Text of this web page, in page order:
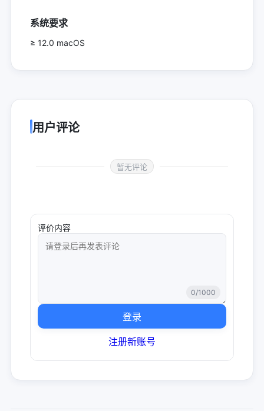
系统要求
≥ 12.0 macOS
用户评论
暂无评论
评价内容
0/1000
登录
注册新账号